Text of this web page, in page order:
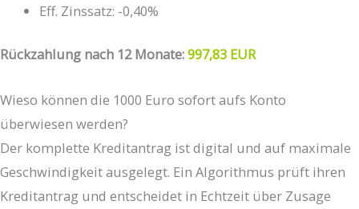
Eff. Zinssatz: -0,40%
Rückzahlung nach 12 Monate:997,83 EUR
Wieso können die 1000 Euro sofort aufs Konto
überwiesen werden?
Der komplette Kreditantrag ist digital und auf maximale
Geschwindigkeit ausgelegt. Ein Algorithmus prüft ihren
Kreditantrag und entscheidet in Echtzeit über Zusage